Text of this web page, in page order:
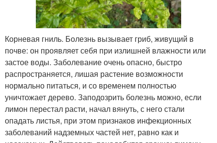
Корневая гниль. Болезнь вызывает гриб, живущий в
почве: он проявляет себя при излишней влажности или
застое воды. Заболевание очень опасно, быстро
распространяется, лишая растение возможности
нормально питаться, и со временем полностью
уничтожает дерево. Заподозрить болезнь можно, если
лимон перестал расти, начал вянуть, с него стали
опадать листья, при этом признаков инфекционных
заболеваний надземных частей нет, равно как и